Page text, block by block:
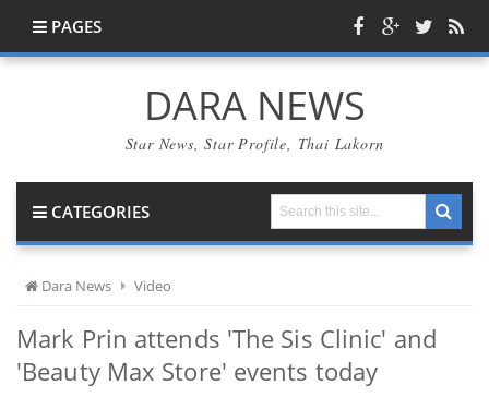
PAGES
DARA NEWS
Star News, Star Profile, Thai Lakorn
CATEGORIES
Dara News Video
Mark Prin attends 'The Sis Clinic' and
'Beauty Max Store' events today